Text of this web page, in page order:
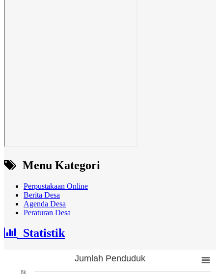
Menu Kategori
Perpustakaan Online
Berita Desa
Agenda Desa
Peraturan Desa
Statistik
Jumlah Penduduk
8k